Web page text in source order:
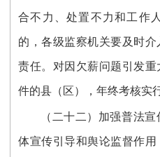
合不力、处置不力和工作
的，各级监察机关要及时
责任。对因欠薪问题引发
件的县（区），年终考核实
（二十二）加强普法
体宣传引导和舆论监督作